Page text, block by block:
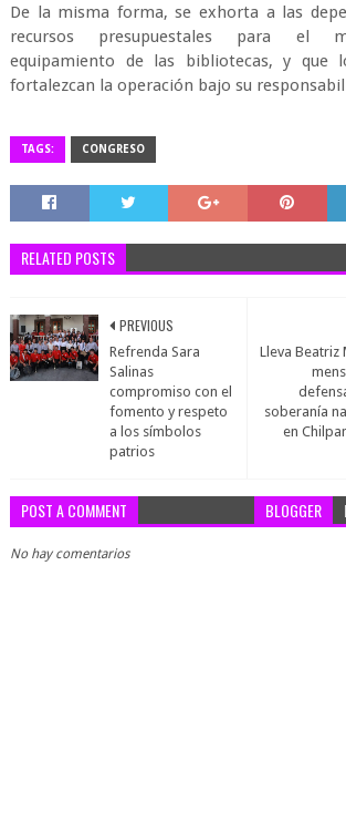
De la misma forma, se exhorta a las
recursos presupuestales para el
equipamiento de las bibliotecas, y que
fortalezcan la operación bajo su
TAGS: CONGRESO
RELATED POSTS
Lleva Beatriz
soberanía
en
PREVIOUS
Refrenda Sara
Salinas
compromiso con el
fomento y respeto
a los símbolos
patrios
POST A COMMENT BLOGGER
No hay comentarios